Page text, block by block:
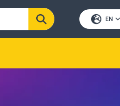
EN